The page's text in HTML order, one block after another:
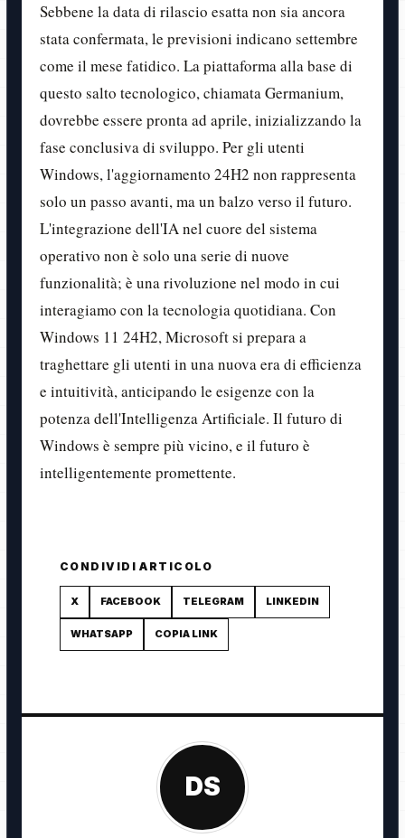
Sebbene la data di rilascio esatta non sia ancora
stata confermata, le previsioni indicano settembre
come il mese fatidico. La piattaforma alla base di
questo salto tecnologico, chiamata Germanium,
dovrebbe essere pronta ad aprile, inizializzando la
fase conclusiva di sviluppo. Per gli utenti
Windows, l'aggiornamento 24H2 non rappresenta
solo un passo avanti, ma un balzo verso il futuro.
L'integrazione dell'IA nel cuore del sistema
operativo non è solo una serie di nuove
funzionalità; è una rivoluzione nel modo in cui
interagiamo con la tecnologia quotidiana. Con
Windows 11 24H2, Microsoft si prepara a
traghettare gli utenti in una nuova era di efficienza
e intuitività, anticipando le esigenze con la
potenza dell'Intelligenza Artificiale. Il futuro di
Windows è sempre più vicino, e il futuro è
intelligentemente promettente.
CONDIVIDI ARTICOLO
X FACEBOOK TELEGRAM LINKEDIN
WHATSAPP COPIA LINK
DS